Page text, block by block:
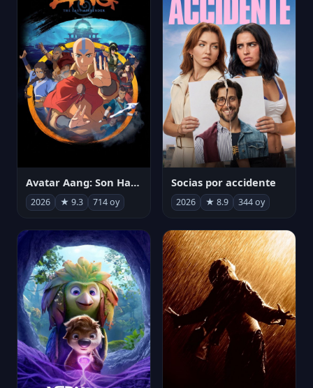
Avatar Aang: Son Havabükücü
2026 ★ 9.3 714 oy
Socias por accidente
2026 ★ 8.9 344 oy